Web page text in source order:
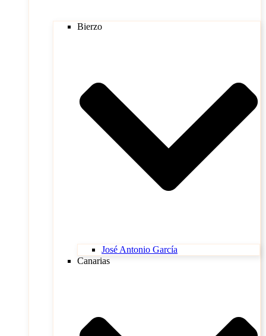
Bierzo
José Antonio García
Canarias